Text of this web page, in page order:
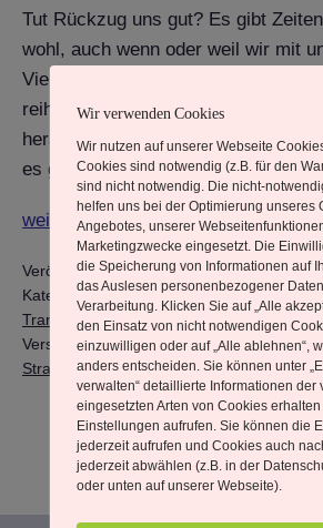
Tut Rückzug uns gut? Es gibt
wohl, auch wenn oder weil wir mit
Vielleicht hatten wir zu viele
reihte sich an den nächsten. Oder
herausfordernd und die Batterien
es gut und erholsam sein, sich
Wie
wichtig
es
ist,
eine
Auszeit
planen.
weiterlesen
Veröffentlicht am23. Februar 2025
Kategorisiert alsAus meinem Leben,
Transformation
Verschlagwortet mitAuszeit ,
Strandspaziergang
Wir verwenden Cookies
Wir nutzen auf unserer Webseite
Cookies sind notwendig (z.B. für den
sind nicht notwendig. Die nicht-
helfen uns bei der Optimierung unseres
Angebotes, unserer
Marketingzwecke eingesetzt. Die
die Speicherung von Informationen auf
das Auslesen personenbezogener
Verarbeitung. Klicken Sie auf „Alle
den Einsatz von nicht notwendigen
einzuwilligen oder auf „Alle ablehnen“,
anders entscheiden. Sie können unter
verwalten“ detaillierte Informationen der
eingesetzten Arten von Cookies
Einstellungen aufrufen. Sie können die
jederzeit aufrufen und Cookies auch
jederzeit abwählen (z.B. in der
oder unten auf unserer Webseite).